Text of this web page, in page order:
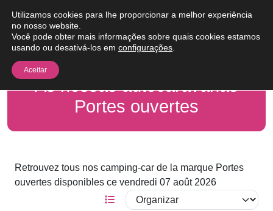
As nossas autocaravanas
Portes ouvertes
Retrouvez tous nos camping-car de la marque Portes
ouvertes disponibles ce vendredi 07 août 2026
Utilizamos cookies para lhe proporcionar a melhor experiência
no nosso website.
Você pode obter mais informações sobre quais cookies estamos
usando ou desativá-los em configurações
Aceitar